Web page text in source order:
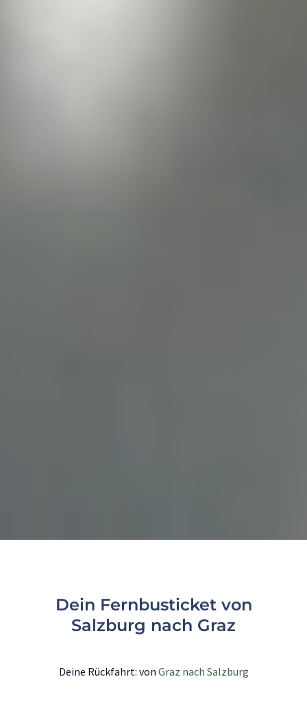
Dein Fernbusticket von
Salzburg nach Graz
Deine Rückfahrt: von Graz nach Salzburg